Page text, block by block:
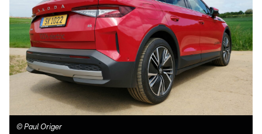
© Paul Origer